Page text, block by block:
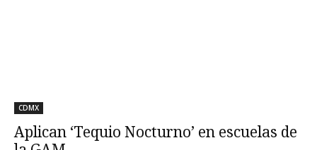
CDMX
Aplican ‘Tequio Nocturno’ en escuelas de